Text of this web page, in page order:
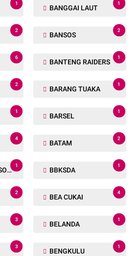
1
BANGGAI LAUT
1
2
BANSOS
2
6
BANTENG RAIDERS
1
2
BARANG TUAKA
1
1
BARSEL
1
4
BATAM
2
1
BBKSDA
1
2
BEA CUKAI
4
3
BELANDA
1
3
BENGKULU
1